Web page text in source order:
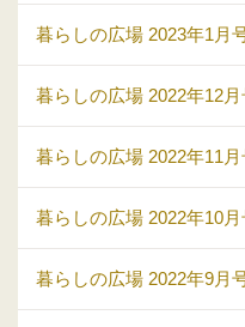
暮らしの広場 2023年1月
暮らしの広場 2022年12月
暮らしの広場 2022年11月
暮らしの広場 2022年10
暮らしの広場 2022年9月